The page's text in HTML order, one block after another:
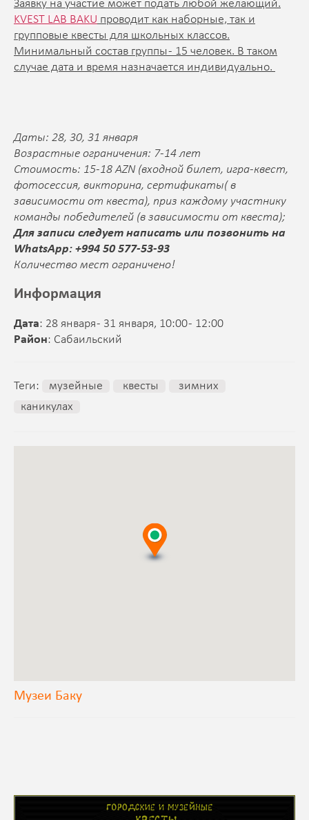
Заявку на участие может подать любой желающий.
KVEST LAB BAKU проводит как наборные, так и
групповые квесты для школьных классов.
Минимальный состав группы - 15 человек. В таком
случае дата и время назначается индивидуально.
Даты: 28, 30, 31 января
Возрастные ограничения: 7-14 лет
Стоимость: 15-18 AZN (входной билет, игра-квест,
фотосессия, викторина, сертификаты( в
зависимости от квеста), приз каждому участнику
команды победителей (в зависимости от квеста);
Для записи следует написать или позвонить на
WhatsApp: +994 50 577-53-93
Количество мест ограничено!
Информация
Дата: 28 января - 31 января, 10:00 - 12:00
Район: Сабаильский
Теги: музейные квесты
зимних
каникулах
Музеи Баку